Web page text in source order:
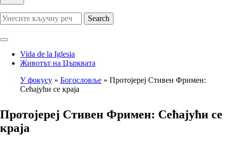
Search
Vida de la Iglesia
Животът на Църквата
Breadcrumb
У фокусу Богословље
Протојереј Стивен Фримен:
Сећајући се краја
Протојереј Стивен Фримен: Сећајући се
краја